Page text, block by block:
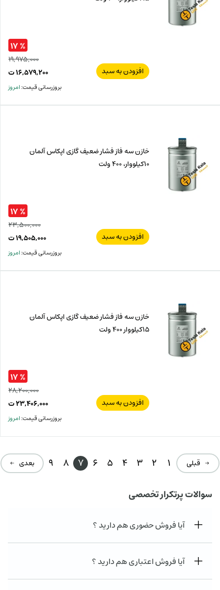
افزودن به سبد
۱۹,۹۷۵,۰۰۰
۱۶,۵۷۹,۲۰۰ت
% ۱۷
بروزرسانی قیمت:امروز
خازن سه فاز فشار ضعیف گازی اپکاس آلمان
10کیلووار، 400 ولت
افزودن به سبد
۲۳,۵۰۰,۰۰۰
۱۹,۵۰۵,۰۰۰ت
% ۱۷
بروزرسانی قیمت:امروز
خازن سه فاز فشار ضعیف گازی اپکاس آلمان
15کیلووار 400 ولت
افزودن به سبد
۲۸,۲۰۰,۰۰۰
۲۳,۴۰۶,۰۰۰ت
ت.
% ۱۷
بروزرسانی قیمت:امروز
→ قبلی 1
2
3
4
5
6
7
8
9 بعدی ←
سوالات پرتکرار تخصصی
آیا فروش حضوری هم دارید ؟
آیا فروش اعتباری هم دارید ؟